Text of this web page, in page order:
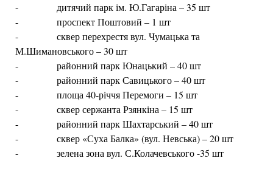
- дитячий парк ім. Ю.Гагаріна – 35 шт
- проспект Поштовий – 1 шт
- сквер перехрестя вул. Чумацька та
М.Шимановського – 30 шт
- районний парк Юнацький – 40 шт
- районний парк Савицького – 40 шт
- площа 40-річчя Перемоги – 15 шт
- сквер сержанта Рзянкіна – 15 шт
- районний парк Шахтарський – 40 шт
- сквер «Суха Балка» (вул. Невська) – 20 шт
- зелена зона вул. С.Колачевського -35 шт